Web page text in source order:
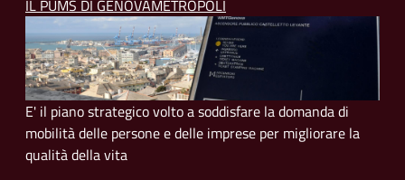
IL PUMS DI GENOVAMETROPOLI
E' il piano strategico volto a soddisfare la domanda di
mobilità delle persone e delle imprese per migliorare la
qualità della vita